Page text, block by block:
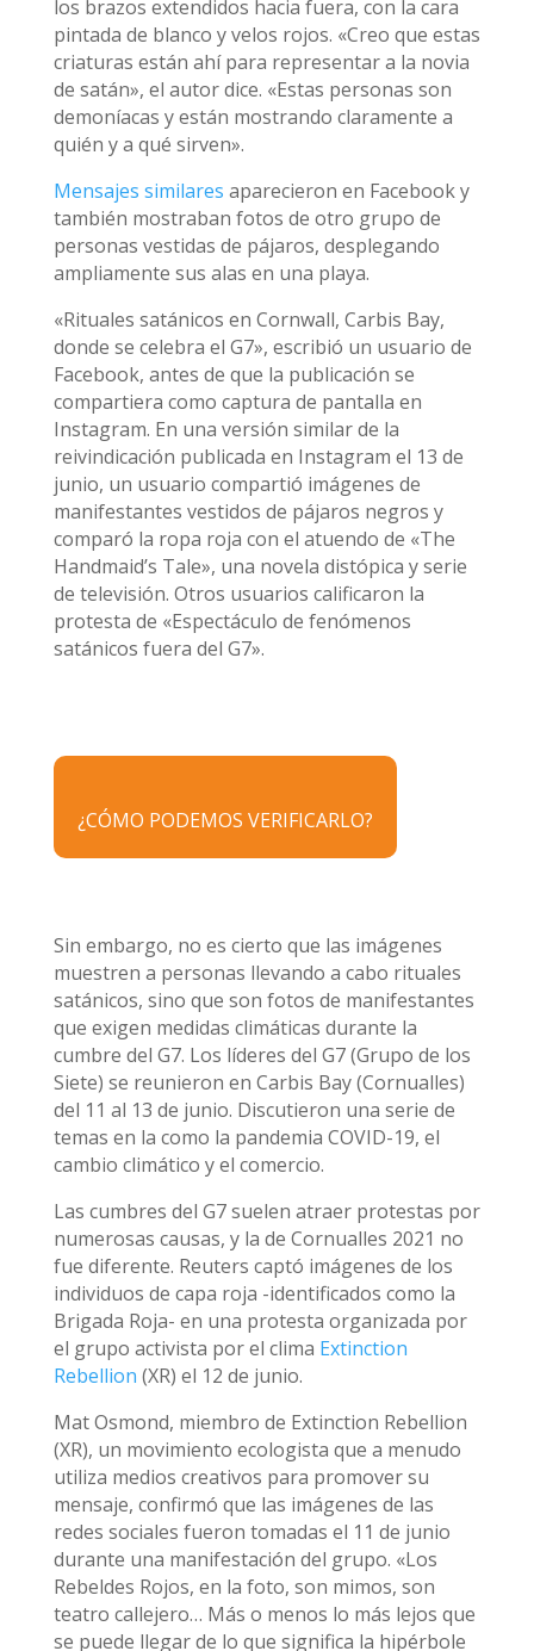
los brazos extendidos hacia fuera, con la cara
pintada de blanco y velos rojos. «Creo que estas
criaturas están ahí para representar a la novia
de satán», el autor dice. «Estas personas son
demoníacas y están mostrando claramente a
quién y a qué sirven».
Mensajes similares aparecieron en Facebook y
también mostraban fotos de otro grupo de
personas vestidas de pájaros, desplegando
ampliamente sus alas en una playa.
«Rituales satánicos en Cornwall, Carbis Bay,
donde se celebra el G7», escribió un usuario de
Facebook, antes de que la publicación se
compartiera como captura de pantalla en
Instagram. En una versión similar de la
reivindicación publicada en Instagram el 13 de
junio, un usuario compartió imágenes de
manifestantes vestidos de pájaros negros y
comparó la ropa roja con el atuendo de «The
Handmaid’s Tale», una novela distópica y serie
de televisión. Otros usuarios calificaron la
protesta de «Espectáculo de fenómenos
satánicos fuera del G7».
¿CÓMO PODEMOS VERIFICARLO?
Sin embargo, no es cierto que las imágenes
muestren a personas llevando a cabo rituales
satánicos, sino que son fotos de manifestantes
que exigen medidas climáticas durante la
cumbre del G7. Los líderes del G7 (Grupo de los
Siete) se reunieron en Carbis Bay (Cornualles)
del 11 al 13 de junio. Discutieron una serie de
temas en la como la pandemia COVID-19, el
cambio climático y el comercio.
Las cumbres del G7 suelen atraer protestas por
numerosas causas, y la de Cornualles 2021 no
fue diferente. Reuters captó imágenes de los
individuos de capa roja -identificados como la
Brigada Roja- en una protesta organizada por
el grupo activista por el clima Extinction
Rebellion (XR) el 12 de junio.
Mat Osmond, miembro de Extinction Rebellion
(XR), un movimiento ecologista que a menudo
utiliza medios creativos para promover su
mensaje, confirmó que las imágenes de las
redes sociales fueron tomadas el 11 de junio
durante una manifestación del grupo. «Los
Rebeldes Rojos, en la foto, son mimos, son
teatro callejero… Más o menos lo más lejos que
se puede llegar de lo que significa la hipérbole